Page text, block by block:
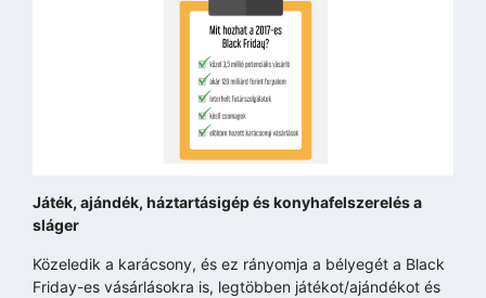
Játék, ajándék, háztartásigép és konyhafelszerelés a
sláger
Közeledik a karácsony, és ez rányomja a bélyegét a Black
Friday-es vásárlásokra is, legtöbben játékot/ajándékot és